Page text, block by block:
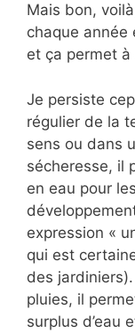
Mais bon,
chaque
et ça permet à
Je persiste
régulier de la
sens ou dans
sécheresse, il
en eau pour
expression «
qui est
des
pluies, il
surplus d’eau